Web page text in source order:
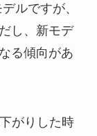
ルですが、
し、新モデ
る傾向があ
がりした時